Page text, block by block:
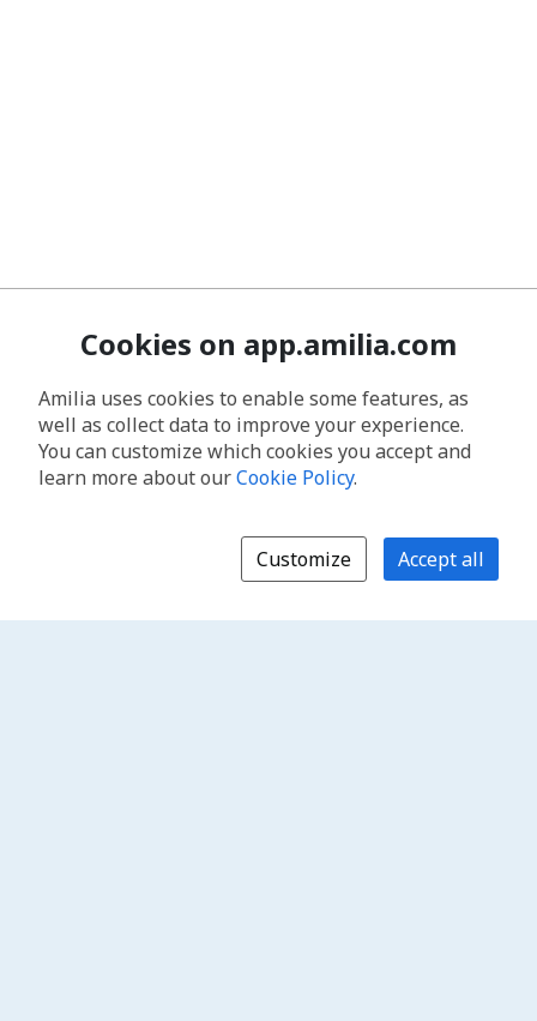
Cookies on app.amilia.com
Amilia uses cookies to enable some features, as
well as collect data to improve your experience.
You can customize which cookies you accept and
learn more about ourCookie Policy.
Customize Accept all